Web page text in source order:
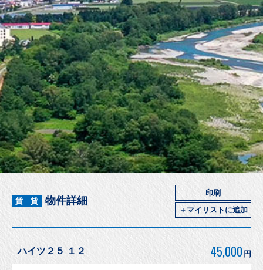
賃 貸 物件詳細
印刷
＋マイリストに追加
ハイツ２５ １２ 45,000 円